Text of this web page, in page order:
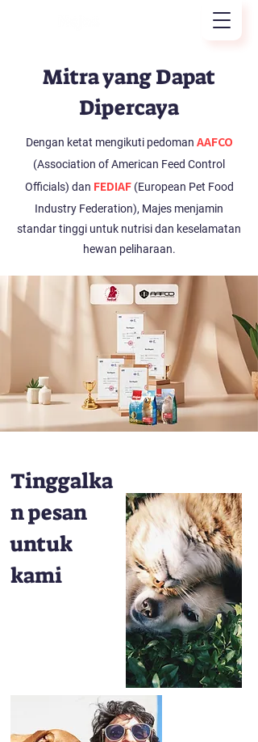
Mitra yang Dapat
Dipercaya
Dengan ketat mengikuti pedoman AAFCO
(Association of American Feed Control
Officials) dan FEDIAF(European Pet Food
Industry Federation), Majes menjamin
standar tinggi untuk nutrisi dan keselamatan
hewan peliharaan.
Tinggalka
n pesan
untuk
kami